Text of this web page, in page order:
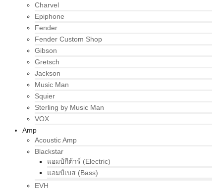
Charvel
Epiphone
Fender
Fender Custom Shop
Gibson
Gretsch
Jackson
Music Man
Squier
Sterling by Music Man
VOX
Amp
Acoustic Amp
Blackstar
แอมป์กีต้าร์ (Electric)
แอมป์เบส (Bass)
EVH